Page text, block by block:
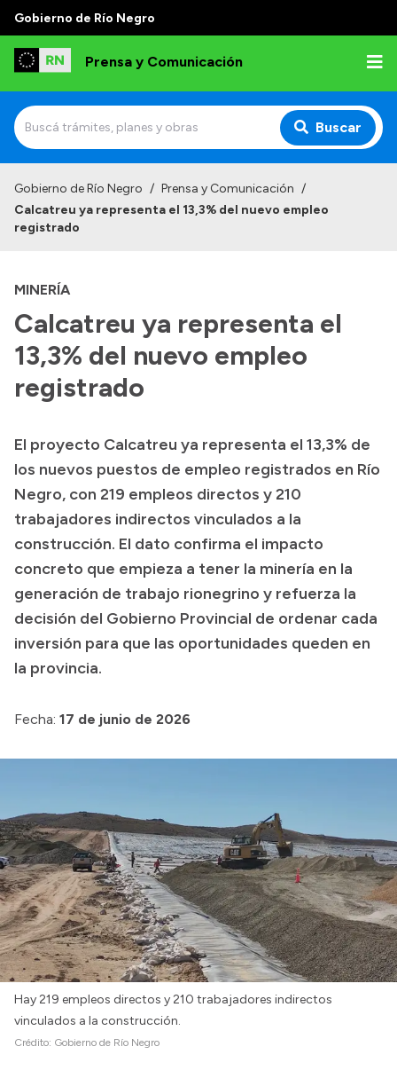
Gobierno de Río Negro
Prensa y Comunicación
Buscar
Institucional
Referentes de prensa
Archivo de noticias
Transparencia
Boletín Oficial
Compras y licitaciones
Consulta de expedientes
Consulta de pago a proveedores
Convocatorias
Intranet
Gobierno de Río Negro / Prensa y Comunicación /
Calcatreu ya representa el 13,3% del nuevo empleo
registrado
MINERÍA
Calcatreu ya representa el
13,3% del nuevo empleo
registrado
El proyecto Calcatreu ya representa el 13,3% de
los nuevos puestos de empleo registrados en Río
Negro, con 219 empleos directos y 210
trabajadores indirectos vinculados a la
construcción. El dato confirma el impacto
concreto que empieza a tener la minería en la
generación de trabajo rionegrino y refuerza la
decisión del Gobierno Provincial de ordenar cada
inversión para que las oportunidades queden en
la provincia.
Fecha: 17 de junio de 2026
Hay 219 empleos directos y 210 trabajadores indirectos
vinculados a la construcción.
Crédito: Gobierno de Río Negro